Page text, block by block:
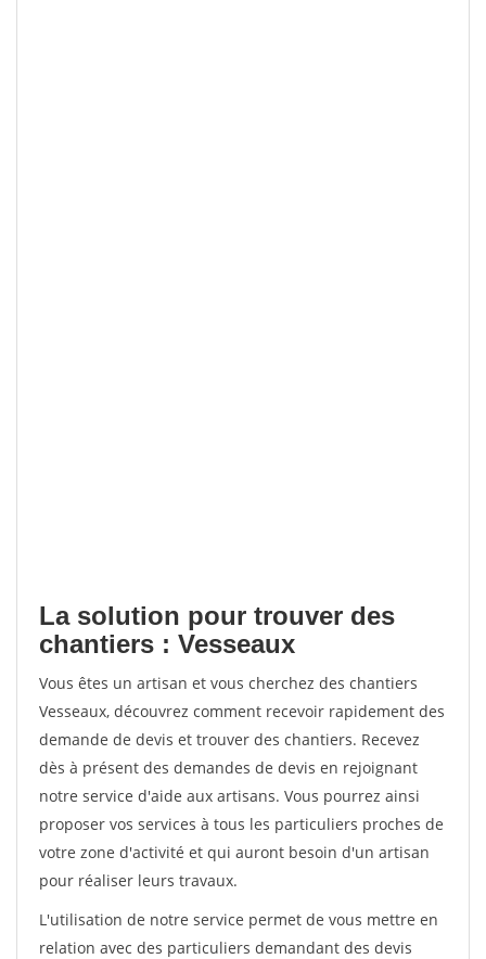
La solution pour trouver des
chantiers : Vesseaux
Vous êtes un artisan et vous cherchez des chantiers
Vesseaux, découvrez comment recevoir rapidement des
demande de devis et trouver des chantiers. Recevez
dès à présent des demandes de devis en rejoignant
notre service d'aide aux artisans. Vous pourrez ainsi
proposer vos services à tous les particuliers proches de
votre zone d'activité et qui auront besoin d'un artisan
pour réaliser leurs travaux.
L'utilisation de notre service permet de vous mettre en
relation avec des particuliers demandant des devis